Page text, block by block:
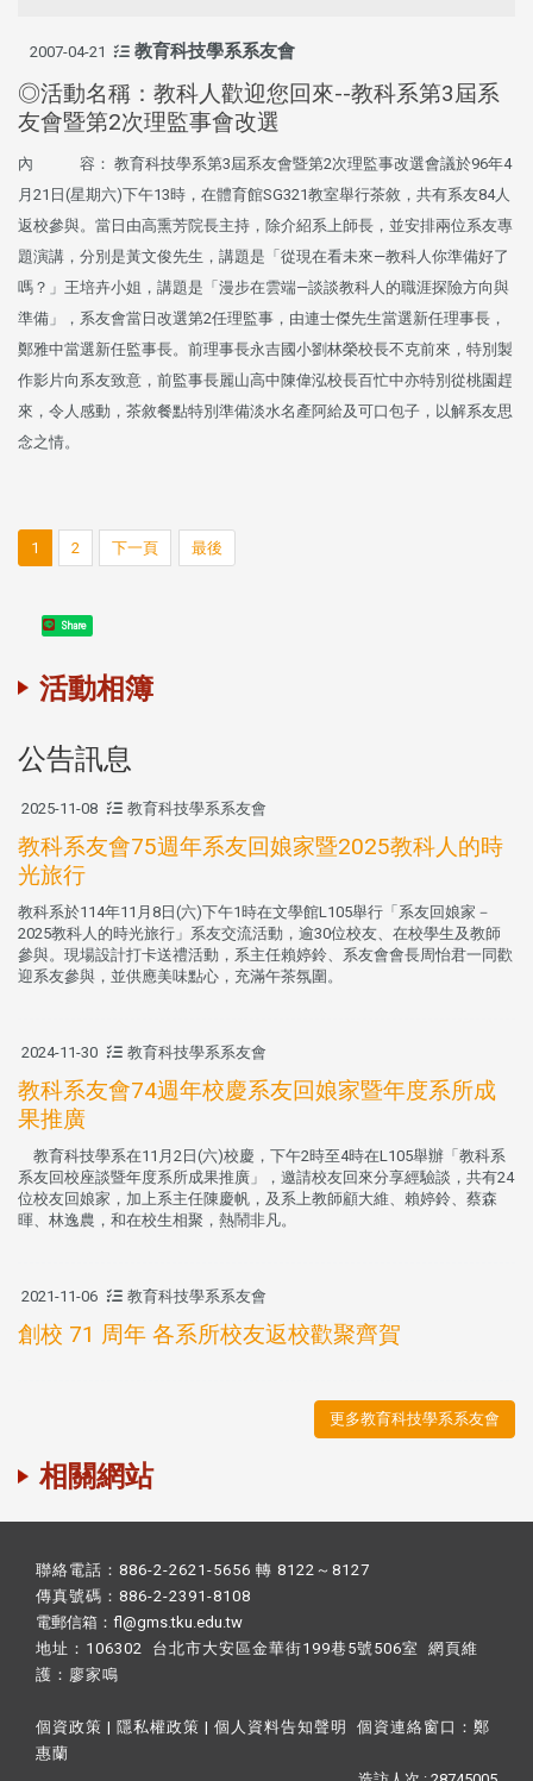
2007-04-21 教育科技學系系友會
◎活動名稱：教科人歡迎您回來--教科系第3屆系
友會暨第2次理監事會改選
內 容： 教育科技學系第3屆系友會暨第2次理監事改選會議於96年4
月21日(星期六)下午13時，在體育館SG321教室舉行茶敘，共有系友84人
返校參與。當日由高熏芳院長主持，除介紹系上師長，並安排兩位系友專
題演講，分別是黃文俊先生，講題是「從現在看未來—教科人你準備好了
嗎？」王培卉小姐，講題是「漫步在雲端—談談教科人的職涯探險方向與
準備」，系友會當日改選第2任理監事，由連士傑先生當選新任理事長，
鄭雅中當選新任監事長。前理事長永吉國小劉林榮校長不克前來，特別製
作影片向系友致意，前監事長麗山高中陳偉泓校長百忙中亦特別從桃園趕
來，令人感動，茶敘餐點特別準備淡水名產阿給及可口包子，以解系友思
念之情。
1 2 下一頁 最後
Share
活動相簿
公告訊息
2025-11-08 教育科技學系系友會
教科系友會75週年系友回娘家暨2025教科人的時
光旅行
教科系於114年11月8日(六)下午1時在文學館L105舉行「系友回娘家－
2025教科人的時光旅行」系友交流活動，逾30位校友、在校學生及教師
參與。現場設計打卡送禮活動，系主任賴婷鈴、系友會會長周怡君一同歡
迎系友參與，並供應美味點心，充滿午茶氛圍。
2024-11-30 教育科技學系系友會
教科系友會74週年校慶系友回娘家暨年度系所成
果推廣
教育科技學系在11月2日(六)校慶，下午2時至4時在L105舉辦「教科系
系友回校座談暨年度系所成果推廣」，邀請校友回來分享經驗談，共有24
位校友回娘家，加上系主任陳慶帆，及系上教師顧大維、賴婷鈴、蔡森
暉、林逸農，和在校生相聚，熱鬧非凡。
2021-11-06 教育科技學系系友會
創校 71 周年 各系所校友返校歡聚齊賀
更多教育科技學系系友會
相關網站
聯絡電話：886-2-2621-5656 轉 8122～8127
傳真號碼：886-2-2391-8108
電郵信箱：fl@gms.tku.edu.tw
地址：106302 台北市大安區金華街199巷5號506室 網頁維
護： 廖家鳴​
個資政策 | 隱私權政策 | 個人資料告知聲明 個資連絡窗口： 鄭
惠蘭